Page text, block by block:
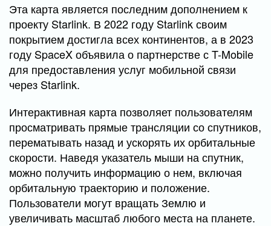
Эта карта является последним дополнением к
проекту Starlink. В 2022 году Starlink своим
покрытием достигла всех континентов, а в 2023
году SpaceX объявила о партнерстве с T-Mobile
для предоставления услуг мобильной связи
через Starlink.
Интерактивная карта позволяет пользователям
просматривать прямые трансляции со спутников,
перематывать назад и ускорять их орбитальные
скорости. Наведя указатель мыши на спутник,
можно получить информацию о нем, включая
орбитальную траекторию и положение.
Пользователи могут вращать Землю и
увеличивать масштаб любого места на планете.